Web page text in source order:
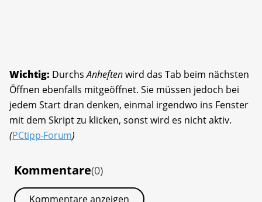
Wichtig: DurchsAnheftenwird das Tab beim nächsten
Öffnen ebenfalls mitgeöffnet. Sie müssen jedoch bei
jedem Start dran denken, einmal irgendwo ins Fenster
mit dem Skript zu klicken, sonst wird es nicht aktiv.
(PCtipp-Forum)
Kommentare(0)
Kommentare anzeigen